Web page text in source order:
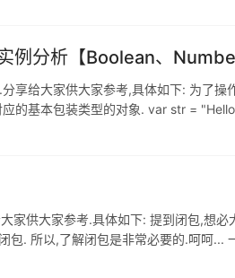
例分析【Boolean、
享给大家供大家参考,具体如下: 为了
应的基本包装类型的对象. var str =
供大家参考.具体如下: 提到闭包,想
. 所以,了解闭包是非常必要的.呵呵